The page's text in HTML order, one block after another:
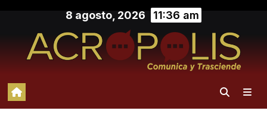
contenido
8 agosto, 2026 11:36 am